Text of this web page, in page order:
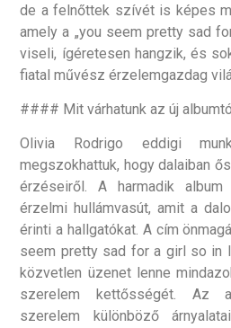
de a felnőttek szívét is képes
amely a „you seem pretty sad
viseli, ígéretesen hangzik, és
fiatal művész érzelemgazdag
#### Mit várhatunk az új
Olivia Rodrigo eddigi
megszokhattuk, hogy dalaiban
érzéseiről. A harmadik
érzelmi hullámvasút, amit a
érinti a hallgatókat. A cím
seem pretty sad for a girl so in
közvetlen üzenet lenne
szerelem kettősségét. Az
szerelem különböző